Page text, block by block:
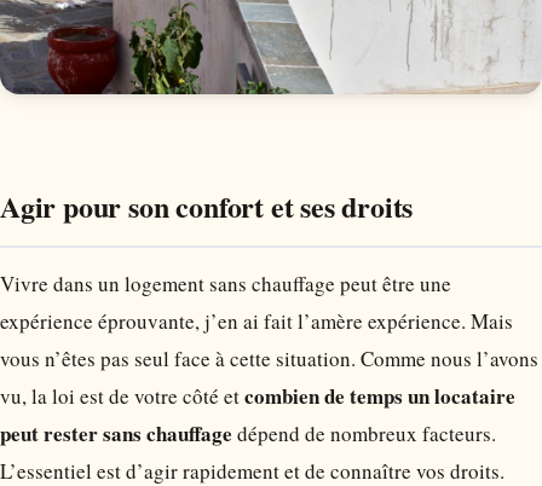
Agir pour son confort et ses droits
Vivre dans un logement sans chauffage peut être une
expérience éprouvante, j’en ai fait l’amère expérience. Mais
vous n’êtes pas seul face à cette situation. Comme nous l’avons
vu, la loi est de votre côté etcombien de temps un locataire
peut rester sans chauffage dépend de nombreux facteurs.
L’essentiel est d’agir rapidement et de connaître vos droits.